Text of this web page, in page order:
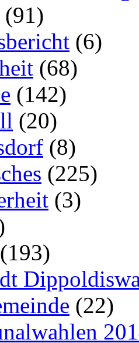
(91)
(6)
(68)
(142)
(20)
(8)
(225)
(3)
(193)
(22)